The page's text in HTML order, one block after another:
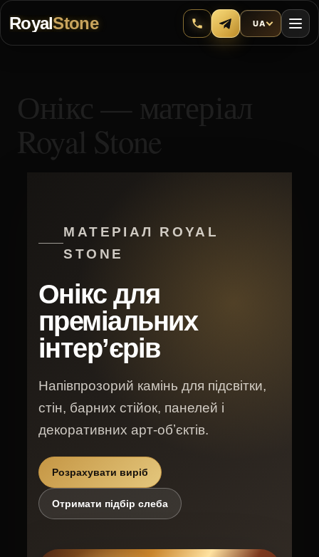
RoyalStone UA
Онікс — матеріал
Royal Stone
МАТЕРІАЛ ROYAL
STONE
Онікс для
преміальних
інтерʼєрів
Напівпрозорий камінь для підсвітки,
стін, барних стійок, панелей і
декоративних арт-обʼєктів.
Розрахувати виріб
Отримати підбір слеба